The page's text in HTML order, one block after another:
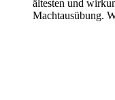
ältesten und
Machtausübung.